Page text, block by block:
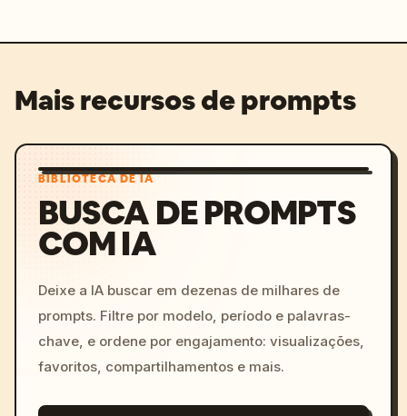
Mais recursos de prompts
BIBLIOTECA DE IA
BUSCA DE PROMPTS
COM IA
Deixe a IA buscar em dezenas de milhares de
prompts. Filtre por modelo, período e palavras-
chave, e ordene por engajamento: visualizações,
favoritos, compartilhamentos e mais.